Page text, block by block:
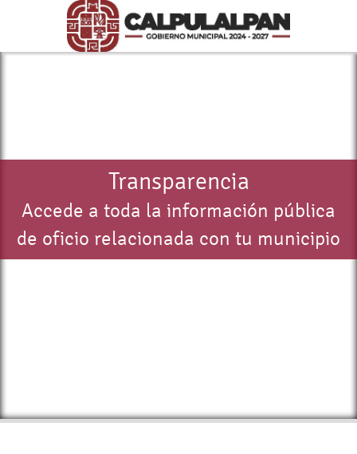
Transparencia
Accede a toda la información pública
de oficio relacionada con tu municipio